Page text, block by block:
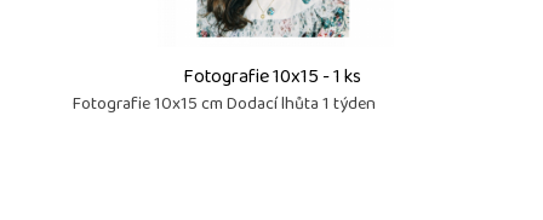
Fotografie 10x15 - 1 ks
Fotografie 10x15 cm Dodací lhůta 1 týden